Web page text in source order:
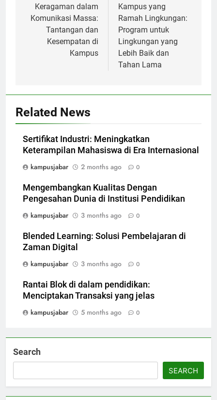
navigation
Keragaman dalam
Komunikasi Massa:
Tantangan dan
Kesempatan di
Kampus
Kampus yang
Ramah Lingkungan:
Program untuk
Lingkungan yang
Lebih Baik dan
Tahan Lama
Related News
Sertifikat Industri: Meningkatkan
Keterampilan Mahasiswa di Era Internasional
kampusjabar
2 months ago 0
Mengembangkan Kualitas Dengan
Pengesahan Dunia di Institusi Pendidikan
kampusjabar
3 months ago 0
Blended Learning: Solusi Pembelajaran di
Zaman Digital
kampusjabar
3 months ago 0
Rantai Blok di dalam pendidikan:
Menciptakan Transaksi yang jelas
kampusjabar
5 months ago 0
Search
SEARCH